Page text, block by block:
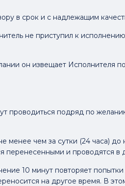
в срок и с надлежащим
не приступил к
он извещает Исполнителя
проводиться подряд по
чем за сутки (24 часа)
перенесенными и проводятся в
10 минут повторяет попытки
на другое время. В